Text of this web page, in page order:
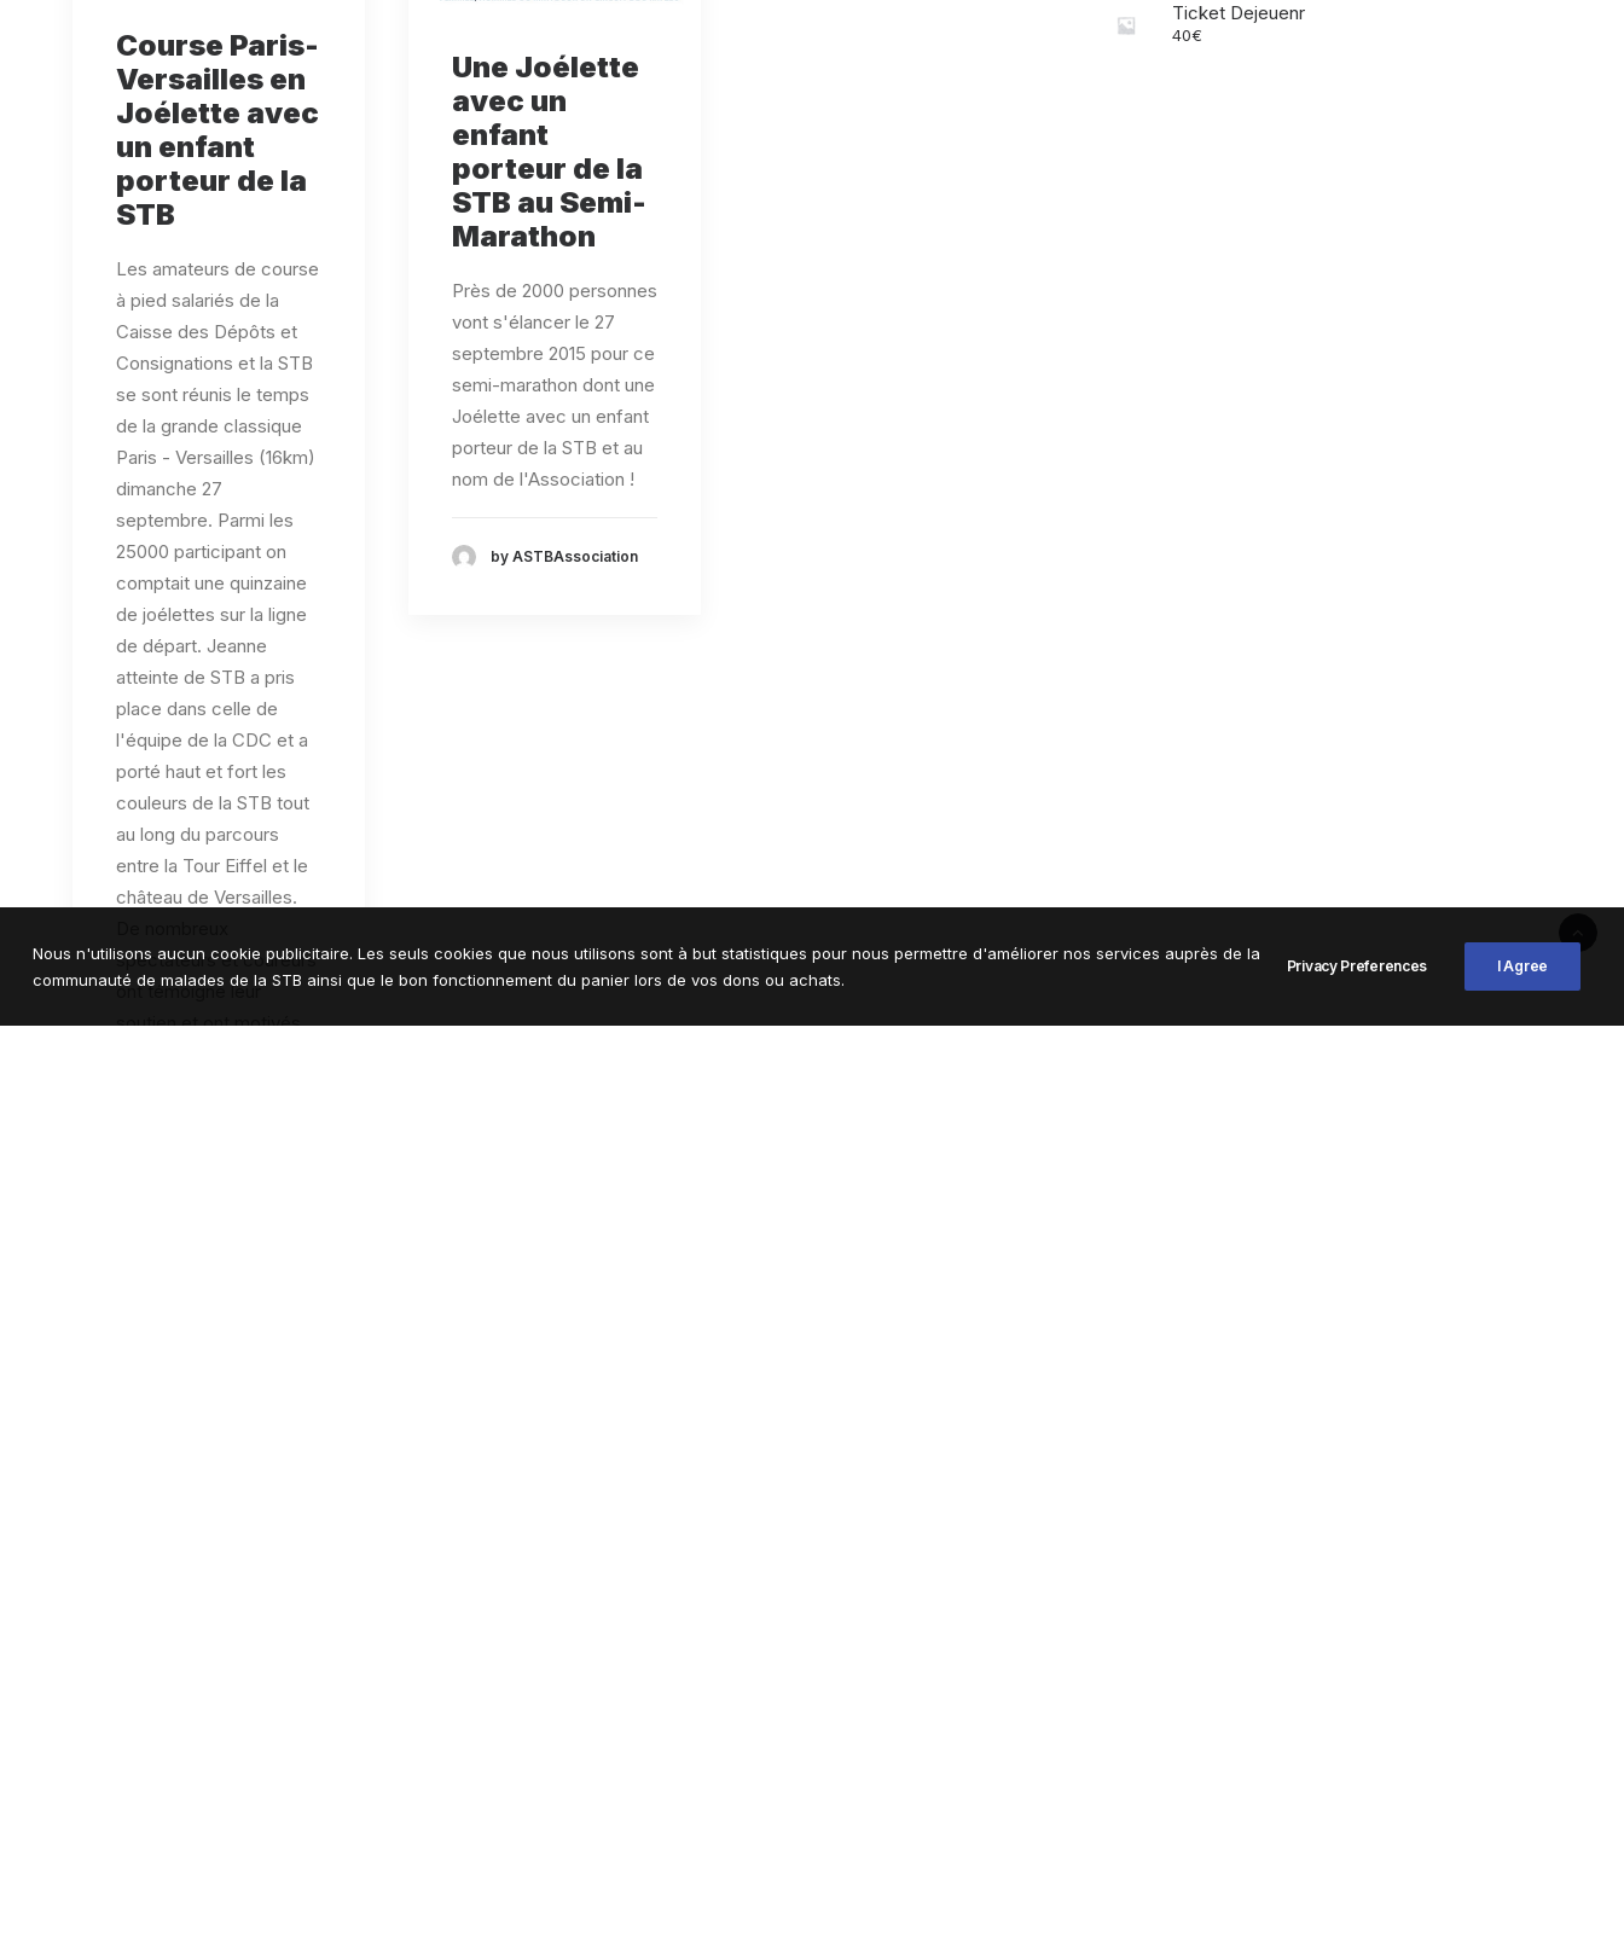
Course Paris-
Versailles en
Joélette avec
un enfant
porteur de la
STB
Les amateurs de course
à pied salariés de la
Caisse des Dépôts et
Consignations et la STB
se sont réunis le temps
de la grande classique
Paris - Versailles (16km)
dimanche 27
septembre. Parmi les
25000 participant on
comptait une quinzaine
de joélettes sur la ligne
de départ. Jeanne
atteinte de STB a pris
place dans celle de
l'équipe de la CDC et a
porté haut et fort les
couleurs de la STB tout
au long du parcours
entre la Tour Eiffel et le
château de Versailles.
spectateurs et coureurs
ont témoigné leur
soutien et ont motivés
Une Joélette
avec un
enfant
porteur de la
STB au Semi-
Marathon
Près de 2000 personnes
vont s'élancer le 27
septembre 2015 pour ce
semi-marathon dont une
Joélette avec un enfant
porteur de la STB et au
nom de l'Association !
by ASTBAssociation
Ticket Dejeuenr
40€
Nous n'utilisons aucun cookie publicitaire. Les seuls cookies que nous utilisons sont à but statistiques pour nous permettre d'améliorer nos services auprès de la
communauté de malades de la STB ainsi que le bon fonctionnement du panier lors de vos dons ou achats.
Privacy Preferences I Agree